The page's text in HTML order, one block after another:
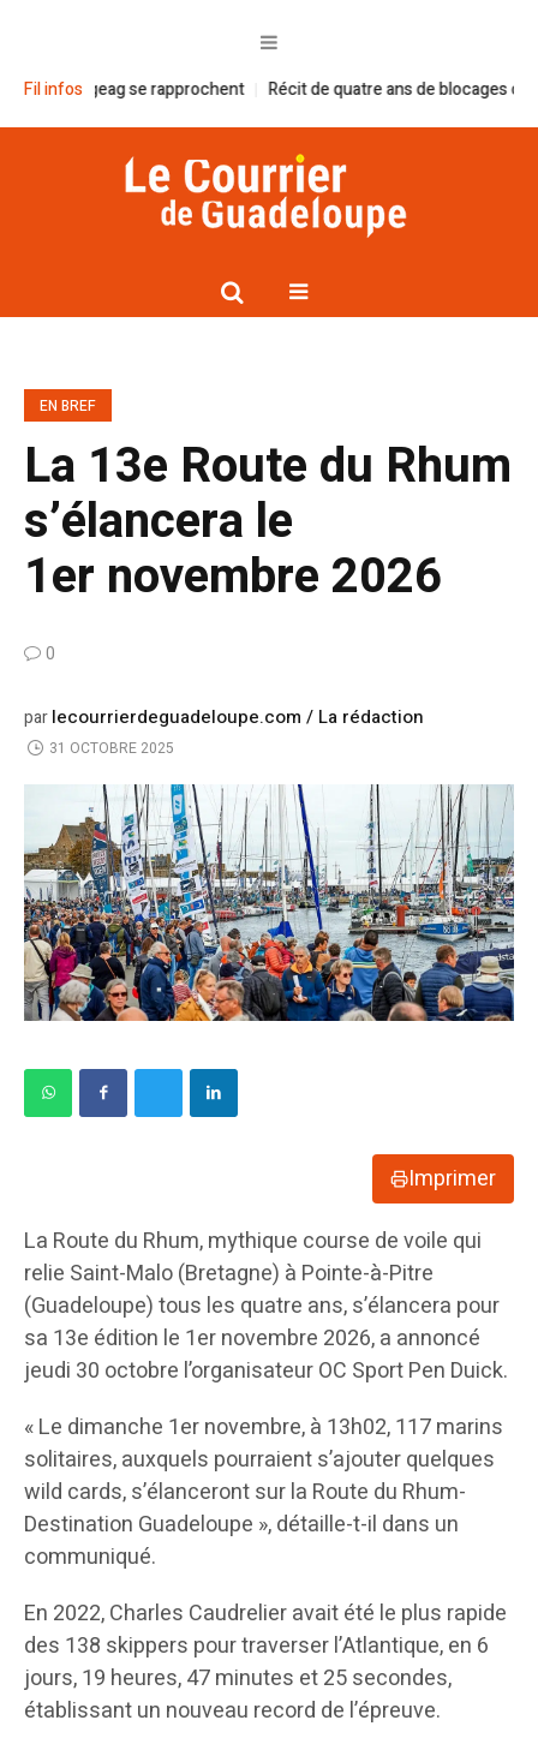
Fil infos
Smgeag se rapprochent Récit de quatre ans de blocages contre
EN BREF
La 13e Route du Rhum
s’élancera le
1er novembre 2026
0
parlecourrierdeguadeloupe.com / La rédaction
31 OCTOBRE 2025
Imprimer
La Route du Rhum, mythique course de voile qui
relie Saint-Malo (Bretagne) à Pointe-à-Pitre
(Guadeloupe) tous les quatre ans, s’élancera pour
sa 13e édition le 1er novembre 2026, a annoncé
jeudi 30 octobre l’organisateur OC Sport Pen Duick.
« Le dimanche 1er novembre, à 13h02, 117 marins
solitaires, auxquels pourraient s’ajouter quelques
wild cards, s’élanceront sur la Route du Rhum-
Destination Guadeloupe », détaille-t-il dans un
communiqué.
En 2022, Charles Caudrelier avait été le plus rapide
des 138 skippers pour traverser l’Atlantique, en 6
jours, 19 heures, 47 minutes et 25 secondes,
établissant un nouveau record de l’épreuve.